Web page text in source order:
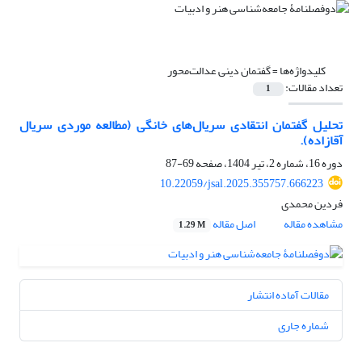
کلیدواژه‌ها =گفتمان دینی عدالت‌محور
تعداد مقالات: 1
تحلیل گفتمان انتقادی سریال‌های خانگی (مطالعه موردی سریال
آقازاده).
دوره 16، شماره 2، تیر 1404، صفحه
69-87
10.22059/jsal.2025.355757.666223
فردین محمدی
مشاهده مقاله
اصل مقاله 1.29 M
مقالات آماده انتشار
شماره جاری